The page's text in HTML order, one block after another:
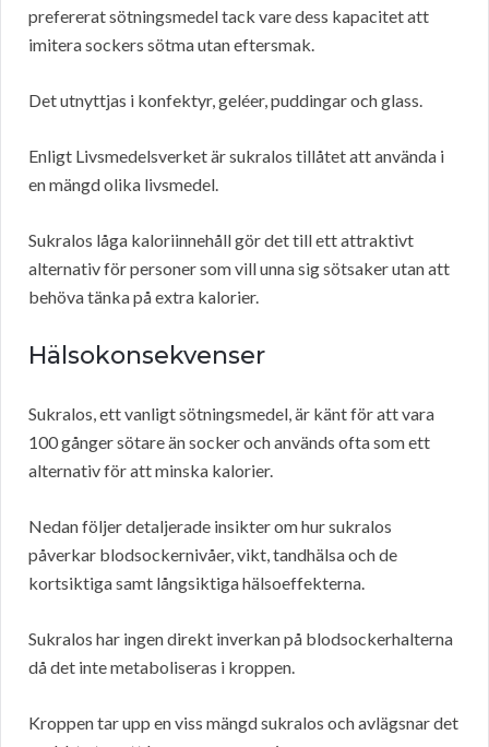
prefererat sötningsmedel tack vare dess kapacitet att
imitera sockers sötma utan eftersmak.
Det utnyttjas i konfektyr, geléer, puddingar och glass.
Enligt Livsmedelsverket är sukralos tillåtet att använda i
en mängd olika livsmedel.
Sukralos låga kaloriinnehåll gör det till ett attraktivt
alternativ för personer som vill unna sig sötsaker utan att
behöva tänka på extra kalorier.
Hälsokonsekvenser
Sukralos, ett vanligt sötningsmedel, är känt för att vara
100 gånger sötare än socker och används ofta som ett
alternativ för att minska kalorier.
Nedan följer detaljerade insikter om hur sukralos
påverkar blodsockernivåer, vikt, tandhälsa och de
kortsiktiga samt långsiktiga hälsoeffekterna.
Sukralos har ingen direkt inverkan på blodsockerhalterna
då det inte metaboliseras i kroppen.
Kroppen tar upp en viss mängd sukralos och avlägsnar det